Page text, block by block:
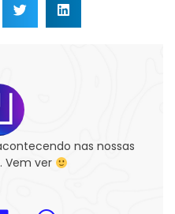
nas nossas
Vem ver